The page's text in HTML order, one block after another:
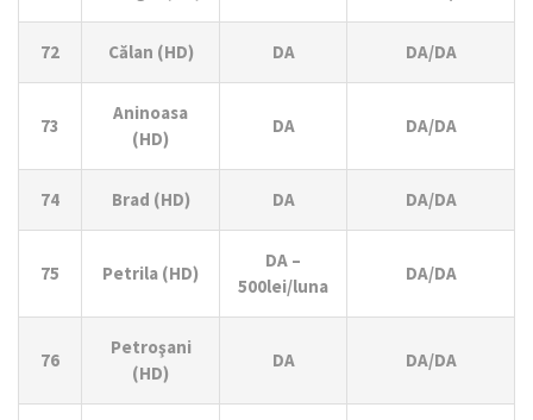
72 Călan (HD) DA DA/DA
73
Aninoasa
(HD)
DA DA/DA
74 Brad (HD) DA DA/DA
75 Petrila (HD)
DA –
500lei/luna
DA/DA
76
Petroşani
(HD)
DA DA/DA